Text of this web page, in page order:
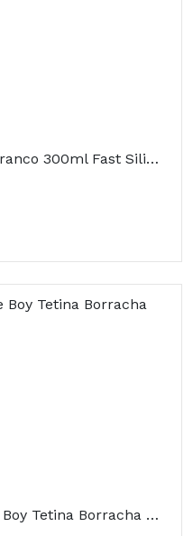
Chicco Biberão Perfect5 Branco 300ml Fast Silicone
Chicco Biberão Benessere Boy Tetina Borracha 150ml